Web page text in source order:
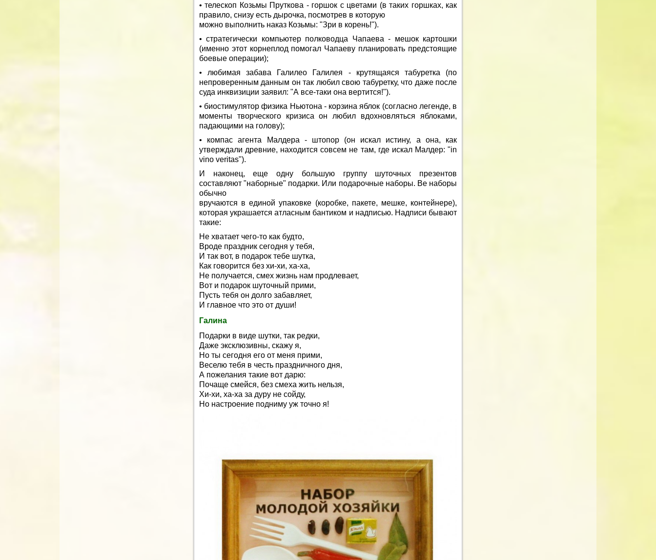
• телескоп Козьмы Пруткова - горшок с цветами (в таких горшках, как
правило, снизу есть дырочка, посмотрев в которую
можно выполнить наказ Козьмы: "Зри в корень!").
• стратегически компьютер полководца Чапаева - мешок картошки
(именно этот корнеплод помогал Чапаеву планировать предстоящие
боевые операции);
• любимая забава Галилео Галилея - крутящаяся табуретка (по
непроверенным данным он так любил свою табуретку, что даже после
суда инквизиции заявил: "А все-таки она вертится!").
• биостимулятор физика Ньютона - корзина яблок (согласно легенде, в
моменты творческого кризиса он любил вдохновляться яблоками,
падающими на голову);
• компас агента Малдера - штопор (он искал истину, а она, как
утверждали древние, находится совсем не там, где искал Малдер: "in
vino veritas").
И наконец, еще одну большую группу шуточных презентов
составляют "наборные" подарки. Или подарочные наборы. Ве наборы
обычно
вручаются в единой упаковке (коробке, пакете, мешке, контейнере),
которая украшается атласным бантиком и надписью. Надписи бывают
такие:
Не хватает чего-то как будто,
Вроде праздник сегодня у тебя,
И так вот, в подарок тебе шутка,
Как говорится без хи-хи, ха-ха,
Не получается, смех жизнь нам продлевает,
Вот и подарок шуточный прими,
Пусть тебя он долго забавляет,
И главное что это от души!
Галина
Подарки в виде шутки, так редки,
Даже эксклюзивны, скажу я,
Но ты сегодня его от меня прими,
Веселю тебя в честь праздничного дня,
А пожелания такие вот дарю:
Почаще смейся, без смеха жить нельзя,
Хи-хи, ха-ха за дуру не сойду,
Но настроение подниму уж точно я!